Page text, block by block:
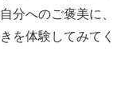
分へのご褒美に、
を体験してみてく